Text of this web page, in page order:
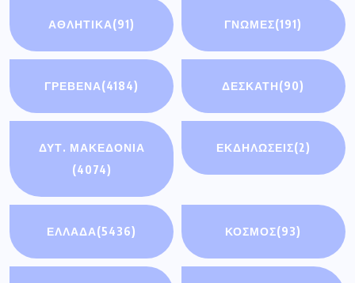
ΑΘΛΗΤΙΚΆ(91) ΓΝΩΜΕΣ(191)
ΓΡΕΒΕΝΑ(4184) ΔΕΣΚΑΤΗ(90)
ΔΥΤ. ΜΑΚΕΔΟΝΙΑ
(4074)
ΕΚΔΗΛΩΣΕΙΣ(2)
ΕΛΛΑΔΑ(5436) ΚΟΣΜΟΣ(93)